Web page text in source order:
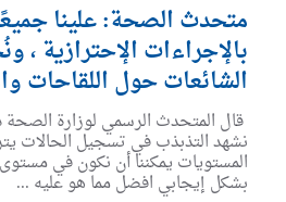
متحدث الصحة: علينا جميعًا
بالإجراءات الإحترازية ،
الشائعات حول اللقاحات
قال المتحدث الرسمي لوزارة الصحة
نشهد التذبذب في تسجيل الحالات
المستويات يمكننا أن نكون في
بشكل إيجابي افضل مما هو عليه ...